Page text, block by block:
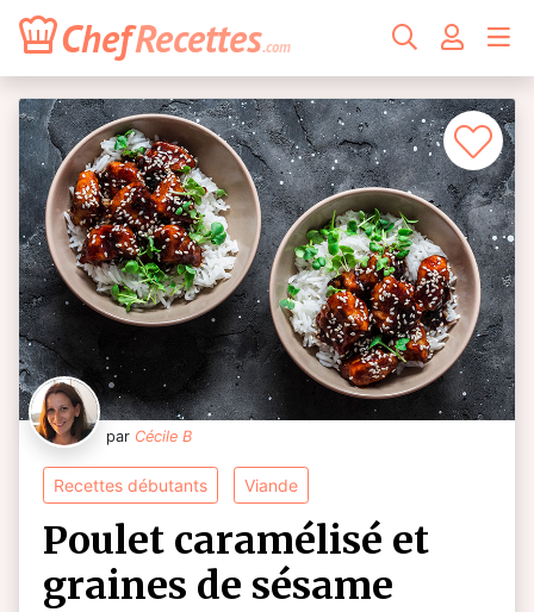
ChefRecettes.com
par Cécile B
recettes débutants viande
poulet caramélisé et
graines de sésame